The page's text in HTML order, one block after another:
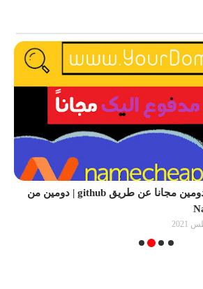
طريقة الحصول على حزمة Github Student Developer Pack